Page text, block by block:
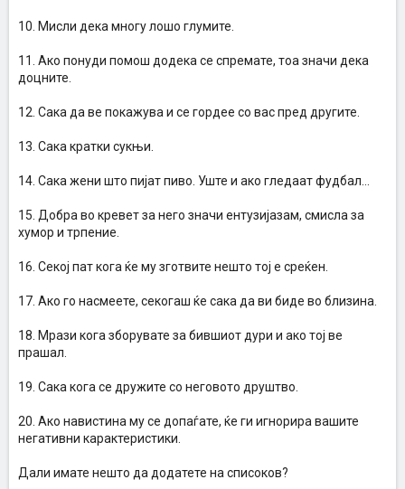
10. Мисли дека многу лошо глумите.
11. Ако понуди помош додека се спремате, тоа значи дека
доцните.
12. Сака да ве покажува и се гордее со вас пред другите.
13. Сака кратки сукњи.
14. Сака жени што пијат пиво. Уште и ако гледаат фудбал...
15. Добра во кревет за него значи ентузијазам, смисла за
хумор и трпение.
16. Секој пат кога ќе му зготвите нешто тој е среќен.
17. Ако го насмеете, секогаш ќе сака да ви биде во близина.
18. Мрази кога зборувате за бившиот дури и ако тој ве
прашал.
19. Сака кога се дружите со неговото друштво.
20. Ако навистина му се допаѓате, ќе ги игнорира вашите
негативни карактеристики.
Дали имате нешто да додатете на списоков?